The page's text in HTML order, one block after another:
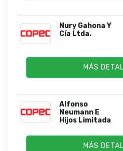
Nury Gahona Y
Cía Ltda.
MÁS
Alfonso
Neumann E
Hijos Limitada
MÁS